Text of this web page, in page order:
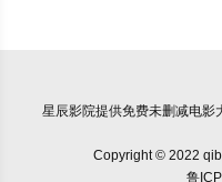
星辰影院提供免费未删减电影
Copyright © 2022
鲁